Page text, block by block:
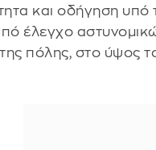
και οδήγηση
έλεγχο
πόλης, στο ύψος